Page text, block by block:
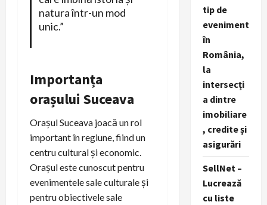
natura într-un mod
unic.”
Importanța
orașului Suceava
Orașul Suceava joacă un rol
important în regiune, fiind un
centru cultural și economic.
Orașul este cunoscut pentru
evenimentele sale culturale și
pentru obiectivele sale
tip de
eveniment
în
România,
la
intersecți
a dintre
imobiliare
, credite și
asigurări
SellNet –
Lucrează
cu liste